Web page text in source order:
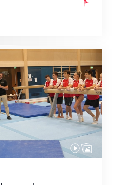
des objectifs clairs